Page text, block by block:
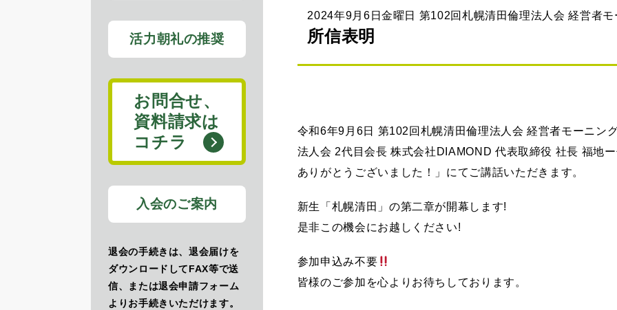
2024年9月6日金曜日 第102回札幌清田倫理法人会 経営者
所信表明
令和6年9月6日 第102回札幌清田倫理法人会 経営者モーニン
法人会 2代目会長 株式会社DIAMOND 代表取締役 社長 福地
ありがとうございました！」にてご講話いただきます。
新生「札幌清田」の第二章が開幕します!
是非この機会にお越しください!
参加申込み不要
皆様のご参加を心よりお待ちしております。
活力朝礼の推奨
お問合せ、
資料請求は
コチラ
入会のご案内
退会の手続きは、退会届けを
ダウンロードしてFAX等で送
信、または退会申請フォーム
よりお手続きいただけます。